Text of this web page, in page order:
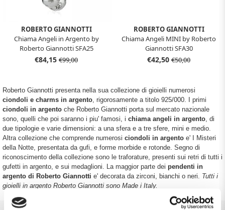
ROBERTO GIANNOTTI
Chiama Angeli in Argento by
Roberto Giannotti SFA25
€84,15 €99,00
ROBERTO GIANNOTTI
Chiama Angeli MINI by Roberto
Giannotti SFA30
€42,50 €50,00
Roberto Giannotti presenta nella sua collezione di gioielli numerosi
ciondoli e charms in argento , rigorosamente a titolo 925/000. I primi
ciondoli in argento che Roberto Giannotti porta sul mercato nazionale
sono, quelli che poi saranno i piu' famosi, i chiama angeli in argento , di
due tipologie e varie dimensioni: a una sfera e a tre sfere, mini e medio.
Altra collezione che comprende numerosi ciondoli in argento e' I Misteri
della Notte, presentata da gufi, e forme morbide e rotonde. Segno di
riconoscimento della collezione sono le traforature, presenti sui retri di tutti i
gufetti in argento, e sui medaglioni. La maggior parte dei pendenti in
argento di Roberto Giannotti e' decorata da zirconi, bianchi o neri. Tutti i
gioielli in argento Roberto Giannotti sono Made i Italy.